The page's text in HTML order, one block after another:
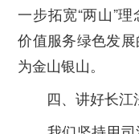
一步拓宽“两山”
价值服务绿色发
为金山银山。
四、讲好长